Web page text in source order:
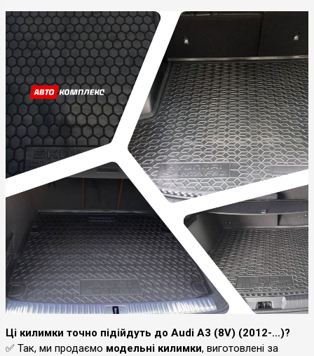
Ці килимки точно підійдуть до Audi A3 (8V) (2012-...)?
✅ Так, ми продаємо модельні килимки, виготовлені за